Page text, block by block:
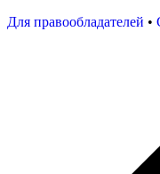
Для правообладателей •